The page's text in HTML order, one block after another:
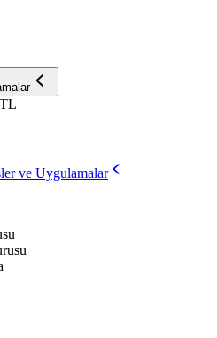
ve Uygulamalar